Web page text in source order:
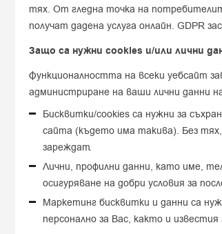
тях. От гледна точка на
получат дадена услуга онлайн. GDPR
Защо са нужни cookies и/или лични
Функционалността на всеки уебсайт
администриране на ваши лични данни
Бисквитки/cookies са нужни за
сайта (където има такива). Без
зареждат.
Лични, профилни данни, като име,
осигуряване на добри условия за
Маркетинг бисквитки и данни са
персонално за Вас, както и